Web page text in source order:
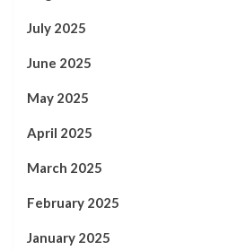
July 2025
June 2025
May 2025
April 2025
March 2025
February 2025
January 2025